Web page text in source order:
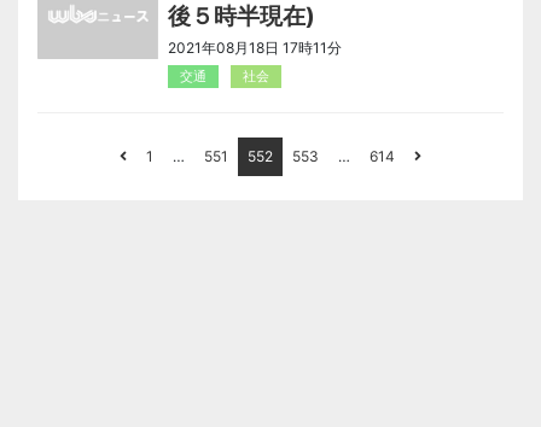
後５時半現在)
2021年08月18日 17時11分
交通 社会
1 … 551 552 553 … 614